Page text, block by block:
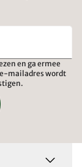
en ga ermee
mailadres wordt